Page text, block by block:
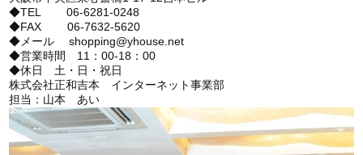
◆TEL 06-6281-0248
◆FAX 06-7632-5620
◆メール shopping@yhouse.net
◆営業時間 11：00-18：00
◆休日 土・日・祝日
株式会社正和吉本 インターネット事業部
担当：山本 あい